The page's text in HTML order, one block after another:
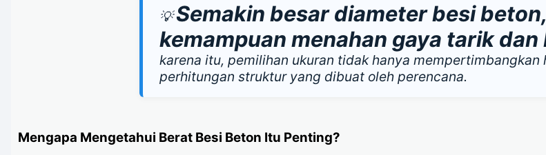
💡Semakin besar diameter besi
kemampuan menahan gaya tarik
karena itu, pemilihan ukuran tidak hanya
perhitungan struktur yang dibuat oleh perencana.
Mengapa Mengetahui Berat Besi Beton Itu Penting?